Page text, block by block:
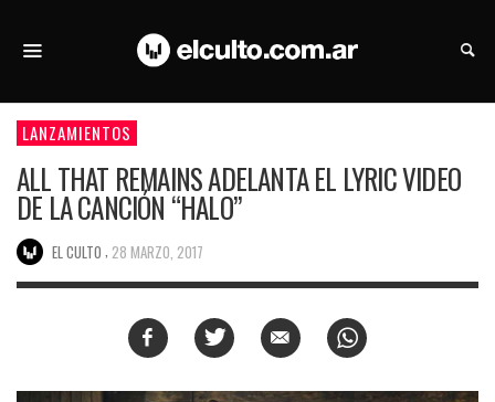
LANZAMIENTOS
ALL THAT REMAINS ADELANTA EL LYRIC VIDEO
DE LA CANCIÓN “HALO”
EL CULTO 28 MARZO, 2017